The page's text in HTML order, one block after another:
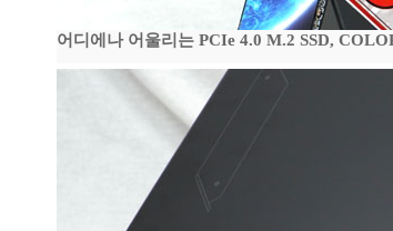
어디에나 어울리는 PCIe 4.0 M.2 SSD,